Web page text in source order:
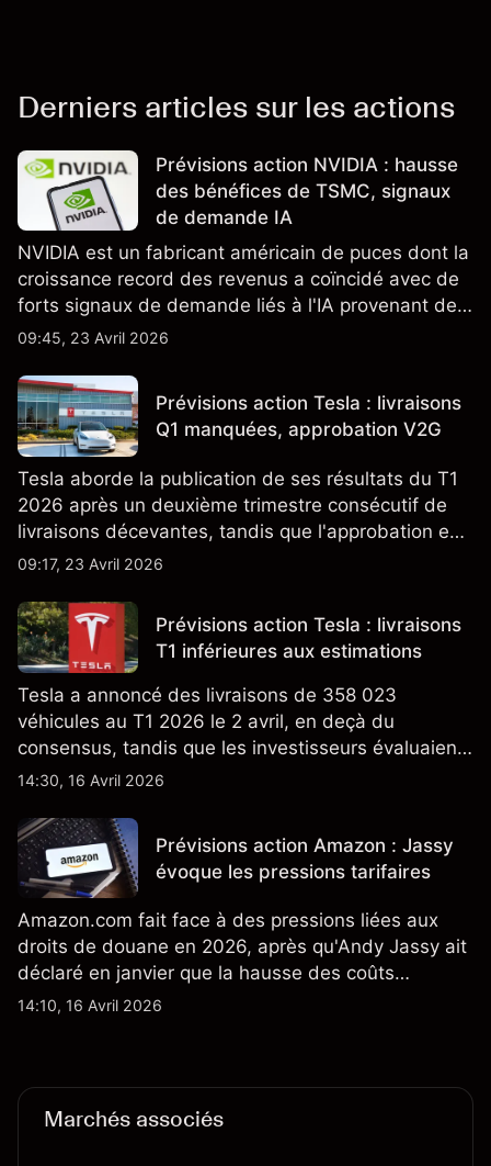
Derniers articles sur les actions
Prévisions action NVIDIA : hausse
des bénéfices de TSMC, signaux
de demande IA
NVIDIA est un fabricant américain de puces dont la
croissance record des revenus a coïncidé avec de
forts signaux de demande liés à l'IA provenant de
partenaires clés de la chaîne d'approvisionnement,
passées ne préjugent pas des résultats futurs.
09:45, 23 Avril 2026
Prévisions action Tesla : livraisons
Q1 manquées, approbation V2G
Tesla aborde la publication de ses résultats du T1
2026 après un deuxième trimestre consécutif de
livraisons décevantes, tandis que l'approbation en
Californie d'un programme V2G pour le Cybertruck
énergétique.
09:17, 23 Avril 2026
Prévisions action Tesla : livraisons
T1 inférieures aux estimations
Tesla a annoncé des livraisons de 358 023
véhicules au T1 2026 le 2 avril, en deçà du
consensus, tandis que les investisseurs évaluaient
également la croissance des stocks et les projets
nouveau SUV. Découvrez les objectifs de cours
TSLA d'analystes tiers.
14:30, 16 Avril 2026
Prévisions action Amazon : Jassy
évoque les pressions tarifaires
Amazon.com fait face à des pressions liées aux
droits de douane en 2026, après qu'Andy Jassy ait
déclaré en janvier que la hausse des coûts
d'importation commençait à se répercuter sur
14:10, 16 Avril 2026
Marchés associés